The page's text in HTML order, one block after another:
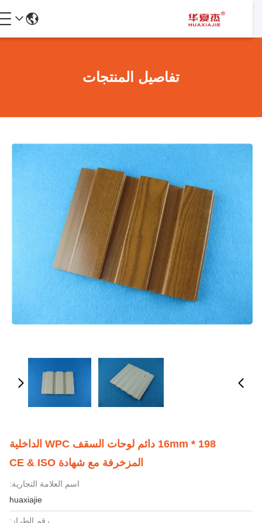
تفاصيل المنتجات
198 * 16mm دائم لوحات السقف WPC الداخلية
المزخرفة مع شهادة CE & ISO
اسم العلامة التجارية:
huaxiajie
رقم الطراز: